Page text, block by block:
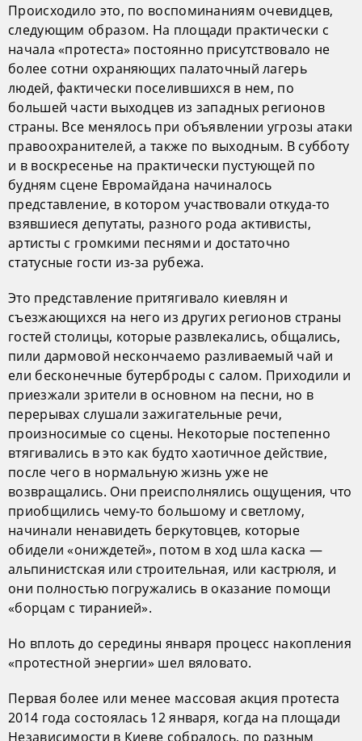
Происходило это, по воспоминаниям очевидцев,
следующим образом. На площади практически с
начала «протеста» постоянно присутствовало не
более сотни охраняющих палаточный лагерь
людей, фактически поселившихся в нем, по
большей части выходцев из западных регионов
страны. Все менялось при объявлении угрозы атаки
правоохранителей, а также по выходным. В субботу
и в воскресенье на практически пустующей по
будням сцене Евромайдана начиналось
представление, в котором участвовали откуда-то
взявшиеся депутаты, разного рода активисты,
артисты с громкими песнями и достаточно
статусные гости из-за рубежа.
Это представление притягивало киевлян и
съезжающихся на него из других регионов страны
гостей столицы, которые развлекались, общались,
пили дармовой нескончаемо разливаемый чай и
ели бесконечные бутерброды с салом. Приходили и
приезжали зрители в основном на песни, но в
перерывах слушали зажигательные речи,
произносимые со сцены. Некоторые постепенно
втягивались в это как будто хаотичное действие,
после чего в нормальную жизнь уже не
возвращались. Они преисполнялись ощущения, что
приобщились чему-то большому и светлому,
начинали ненавидеть беркутовцев, которые
обидели «ониждетей», потом в ход шла каска —
альпинистская или строительная, или кастрюля, и
они полностью погружались в оказание помощи
«борцам с тиранией».
Но вплоть до середины января процесс накопления
«протестной энергии» шел вяловато.
Первая более или менее массовая акция протеста
2014 года состоялась 12 января, когда на площади
Независимости в Киеве собралось, по разным